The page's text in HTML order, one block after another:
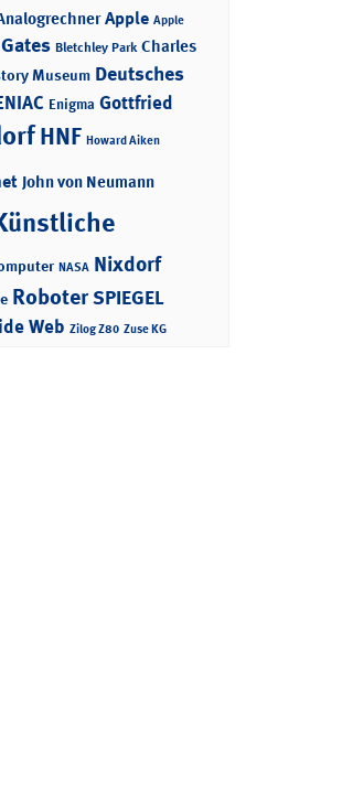
Apple Apple
Bletchley Park Charles
Museum Deutsches
Enigma Gottfried
HNF Howard Aiken
John von Neumann
NASA Nixdorf
RoboterSPIEGEL
Web Zilog Z80 Zuse KG